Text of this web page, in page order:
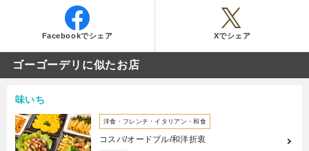
Facebookでシェア Xでシェア
ゴーゴーデリに似たお店
味いち
洋食・フレンチ・イタリアン・和食
コスパ/オードブル/和洋折衷